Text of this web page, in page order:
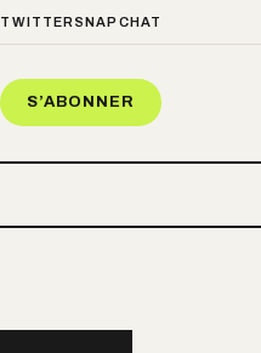
TWITTER SNAPCHAT
S’ABONNER